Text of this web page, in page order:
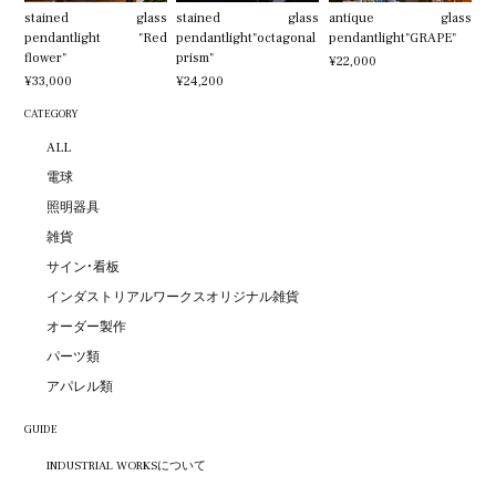
stained glass
pendantlight "Red
flower"
¥33,000
stained glass
pendantlight"octagonal
prism"
¥24,200
antique glass
pendantlight"GRAPE"
¥22,000
CATEGORY
ALL
電球
照明器具
雑貨
サイン・看板
インダストリアルワークスオリジナル雑貨
オーダー製作
パーツ類
アパレル類
GUIDE
INDUSTRIAL WORKSについて